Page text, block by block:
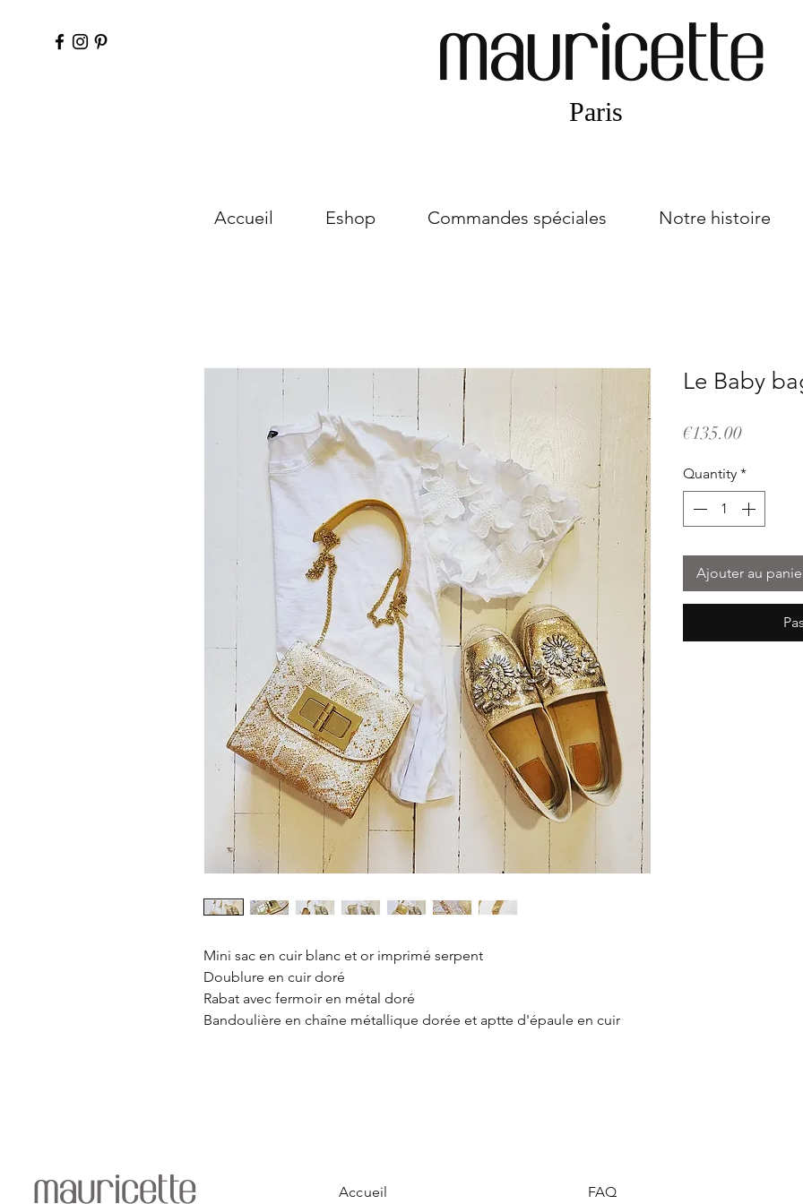
mauricette
Paris
Accueil Eshop Commandes spéciales Notre histoire
Mini sac en cuir blanc et or imprimé serpent
Doublure en cuir doré
Rabat avec fermoir en métal doré
Bandoulière en chaîne métallique dorée et aptte d'épaule en cuir
Le Baby
€135.00Price
Quantity *
Ajouter au
mauricette Accueil FAQ